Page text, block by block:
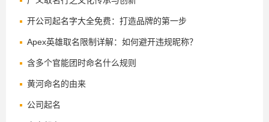
开公司起名字大全免费：打造品牌的第一步
Apex英雄取名限制详解：如何避开违规昵称？
含多个官能团时命名什么规则
黄河命名的由来
公司起名